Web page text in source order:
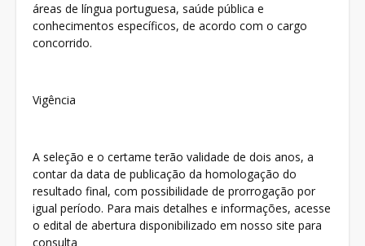
áreas de língua portuguesa, saúde pública e
conhecimentos específicos, de acordo com o cargo
concorrido.
Vigência
A seleção e o certame terão validade de dois anos, a
contar da data de publicação da homologação do
resultado final, com possibilidade de prorrogação por
igual período. Para mais detalhes e informações, acesse
o edital de abertura disponibilizado em nosso site para
consulta